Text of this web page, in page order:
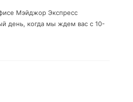
Мэйджор Экспресс
день, когда мы ждем вас с 10-